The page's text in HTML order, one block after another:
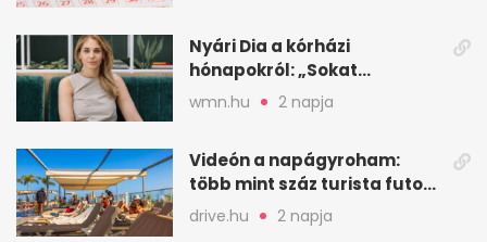
Nyári Dia a kórházi
hónapokról: „Sokat
veszekedtem Istennel”
wmn.hu 2 napja
Videón a napágyroham:
több mint száz turista futott
a helyekért Tenerifén
drive.hu 2 napja